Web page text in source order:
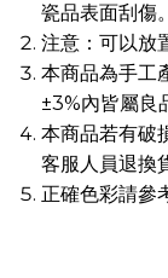
瓷品表面刮傷。
注意：可以放
本商品為手工
±3%內皆屬良
本商品若有破
客服人員退換
正確色彩請參